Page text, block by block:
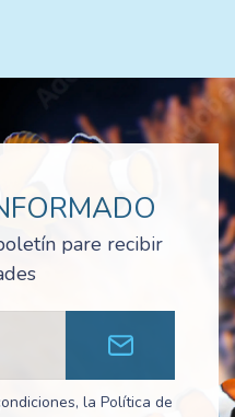
pare recibir
la Política de